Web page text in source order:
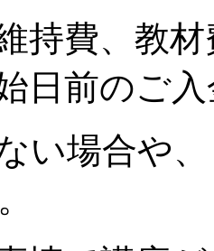
持費、教
日前のご
い場合や